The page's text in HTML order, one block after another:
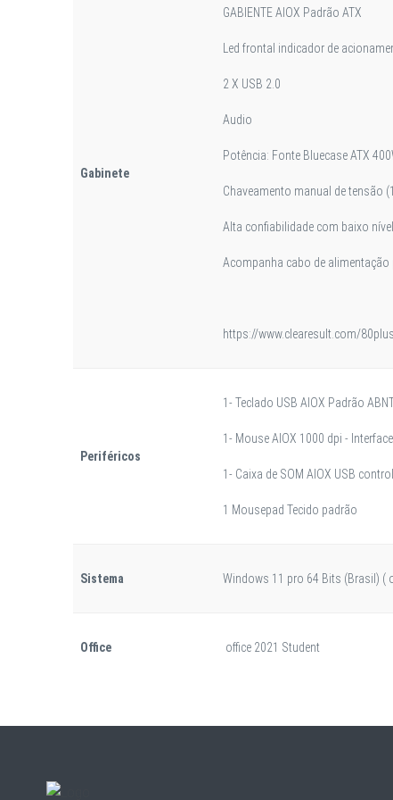
Gabinete
GABIENTE AIOX Padrão ATX
Led frontal indicador de
2 X USB 2.0
Audio
Potência: Fonte Bluecase ATX
Chaveamento manual de tensão
Alta confiabilidade com baixo
Acompanha cabo de
https://www.clearesult.com/
Periféricos
1- Teclado USB AIOX Padrão
1- Mouse AIOX 1000 dpi -
1- Caixa de SOM AIOX USB
1 Mousepad Tecido padrão
Sistema Windows 11 pro 64 Bits (Brasil) (
Office office 2021 Student